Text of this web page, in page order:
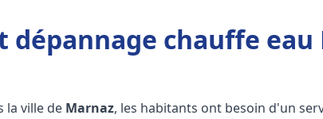
chauffe eau
la ville de Marnaz, les habitants ont besoin d'un